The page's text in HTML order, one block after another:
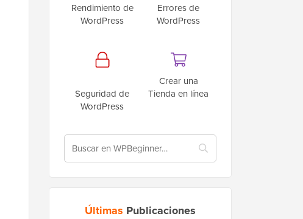
Rendimiento de
WordPress
Errores de
WordPress
Seguridad de
WordPress
Crear una
Tienda en línea
Últimas Publicaciones